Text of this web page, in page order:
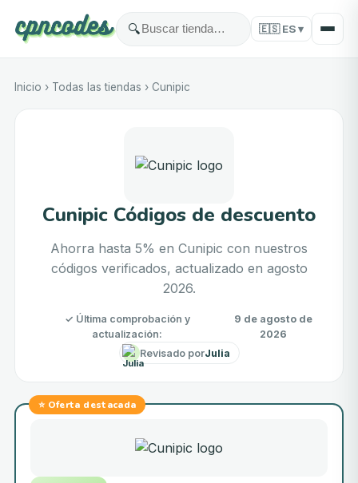
🔍 🇪🇸 ES▾
Inicio › Todas las tiendas › Cunipic
Cunipic Códigos de descuento
Ahorra hasta 5% en Cunipic con nuestros
códigos verificados, actualizado en agosto
2026.
✓ Última comprobación y
actualización:
9 de agosto de
2026
Revisado porJulia
⭐ Oferta destacada